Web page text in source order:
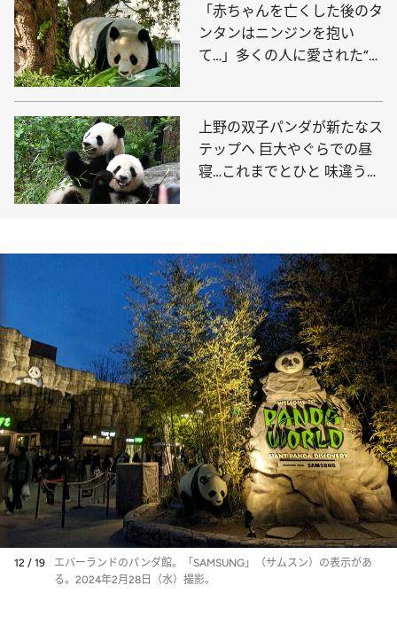
「赤ちゃんを亡くした後のタ
ンタンはニンジンを抱い
て…」多くの人に愛された“神
上野の双子パンダが新たなス
テップへ 巨大やぐらでの昼
寝…これまでとひと 味違う可
12 / 19
エバーランドのパンダ館。「SAMSUNG」（サムスン）の表示があ
る。2024年2月28日（水）撮影。